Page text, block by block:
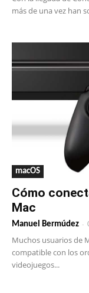
más de una vez han
macOS
Cómo
Mac
Manuel Bermúdez -
Muchos usuarios de
compatible con los
videojuegos...